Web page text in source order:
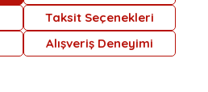
Taksit Seçenekleri
Alışveriş Deneyimi